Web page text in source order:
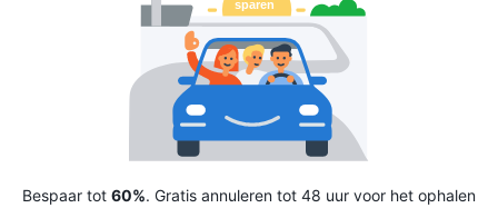
Bespaar tot 60%. Gratis annuleren tot 48 uur voor het ophalen